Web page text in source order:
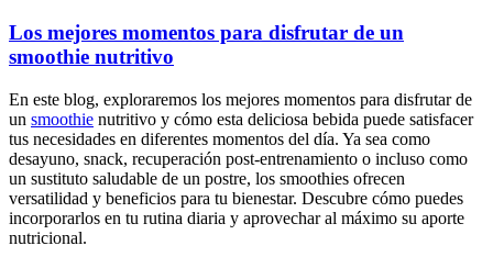
Los mejores momentos para disfrutar de un
smoothie nutritivo
En este blog, exploraremos los mejores momentos para disfrutar de
un smoothie nutritivo y cómo esta deliciosa bebida puede satisfacer
tus necesidades en diferentes momentos del día. Ya sea como
desayuno, snack, recuperación post-entrenamiento o incluso como
un sustituto saludable de un postre, los smoothies ofrecen
versatilidad y beneficios para tu bienestar. Descubre cómo puedes
incorporarlos en tu rutina diaria y aprovechar al máximo su aporte
nutricional.